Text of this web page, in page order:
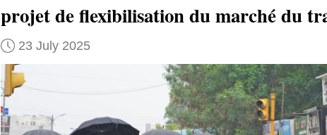
projet de flexibilisation du marché du
23 July 2025